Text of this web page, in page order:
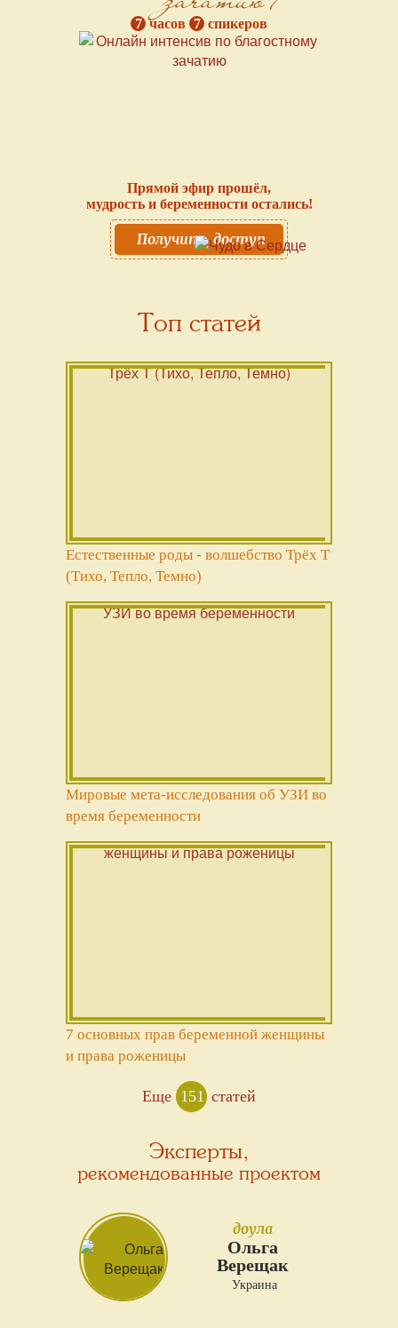
7 часов 7 спикеров
Прямой эфир прошёл,
мудрость и беременности остались!
Получить доступ
Топ статей
Естественные роды - волшебство Трёх Т
(Тихо, Тепло, Темно)
Мировые мета-исследования об УЗИ во
время беременности
7 основных прав беременной женщины
и права роженицы
Еще 151 статей
Эксперты,
рекомендованные проектом
доула
Ольга
Верещак
Украина